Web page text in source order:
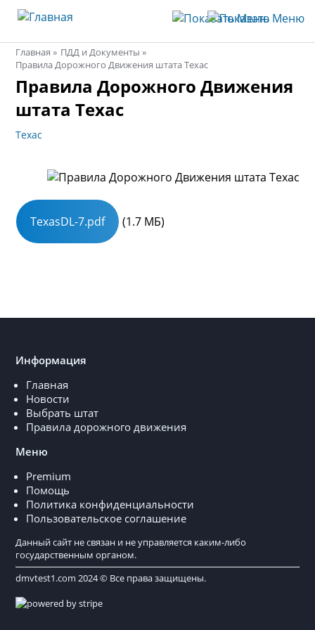
Строка
навигации
Главная
ПДД и Документы
Правила Дорожного Движения штата Техас
Правила Дорожного Движения
штата Техас
Техас
TexasDL-7.pdf (1.7 МБ)
Информация
Главная
Новости
Выбрать штат
Правила дорожного движения
Меню
Premium
Помощь
Политика конфиденциальности
Пользовательское соглашение
Данный сайт не связан и не управляется каким-либо
государственным органом.
dmvtest1.com 2024 © Все права защищены.